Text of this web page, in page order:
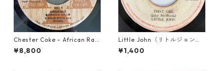
Chester Coke - African Rac
e【7-21819】
¥8,800
Little John（リトルジョン）
- That Girl 【7-20045】
¥1,400